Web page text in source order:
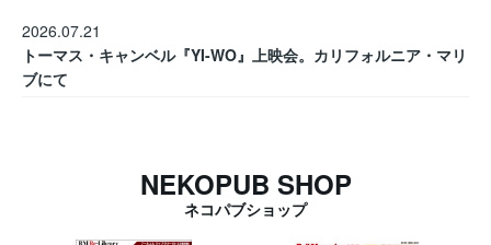
2026.07.21
トーマス・キャンベル『YI-WO』上映会。カリフォルニア・マリ
ブにて
NEKOPUB SHOP
ネコパブショップ